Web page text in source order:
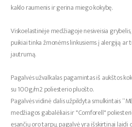
kaklo raumenis ir gerina miego kokybę.
Viskoelastinėje medžiagoje nesiveisia
puikiai tinka žmonėms linkusiems į alergiją
jautrumą.
Pagalvės užvalkalas pagamintas iš aukštos
su 100g/m2 poliesterio pluošto.
Pagalvės vidinė dalis užpildyta smulkintais
medžiagos gabalėliais ir "Comforell"
esančių oro tarpų, pagalvė yra išskirtinai laidi